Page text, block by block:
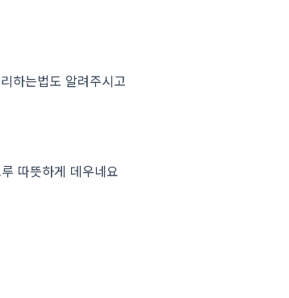
하는법도 알려주시고
따뜻하게 데우네요